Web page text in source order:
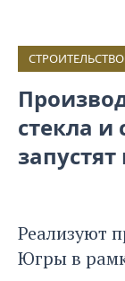
СТРОИТЕЛЬСТВО
стекла и
запустят
Реализуют
Югры в